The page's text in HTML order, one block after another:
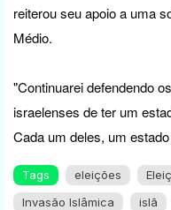
reiterou seu apoio a uma
Médio.
"Continuarei defendendo
israelenses de ter um
Cada um deles, um
Tags eleições
Invasão Islâmica
islã